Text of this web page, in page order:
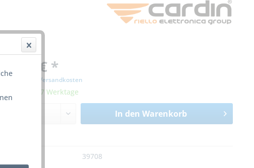
€ *
MwSt. zzgl. Versandkosten
Lieferzeit 5-7 Werktage
In den Warenkorb
39708